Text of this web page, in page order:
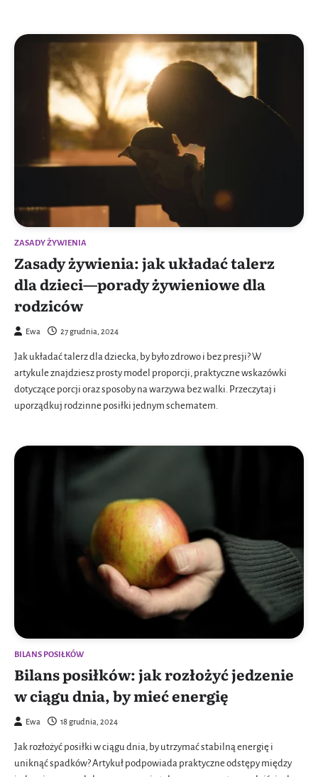
ZASADY ŻYWIENIA
Zasady żywienia: jak układać talerz
dla dzieci—porady żywieniowe dla
rodziców
Ewa 27 grudnia, 2024
Jak układać talerz dla dziecka, by było zdrowo i bez presji? W
artykule znajdziesz prosty model proporcji, praktyczne wskazówki
dotyczące porcji oraz sposoby na warzywa bez walki. Przeczytaj i
uporządkuj rodzinne posiłki jednym schematem.
BILANS POSIŁKÓW
Bilans posiłków: jak rozłożyć jedzenie
w ciągu dnia, by mieć energię
Ewa 18 grudnia, 2024
Jak rozłożyć posiłki w ciągu dnia, by utrzymać stabilną energię i
uniknąć spadków? Artykuł podpowiada praktyczne odstępy między